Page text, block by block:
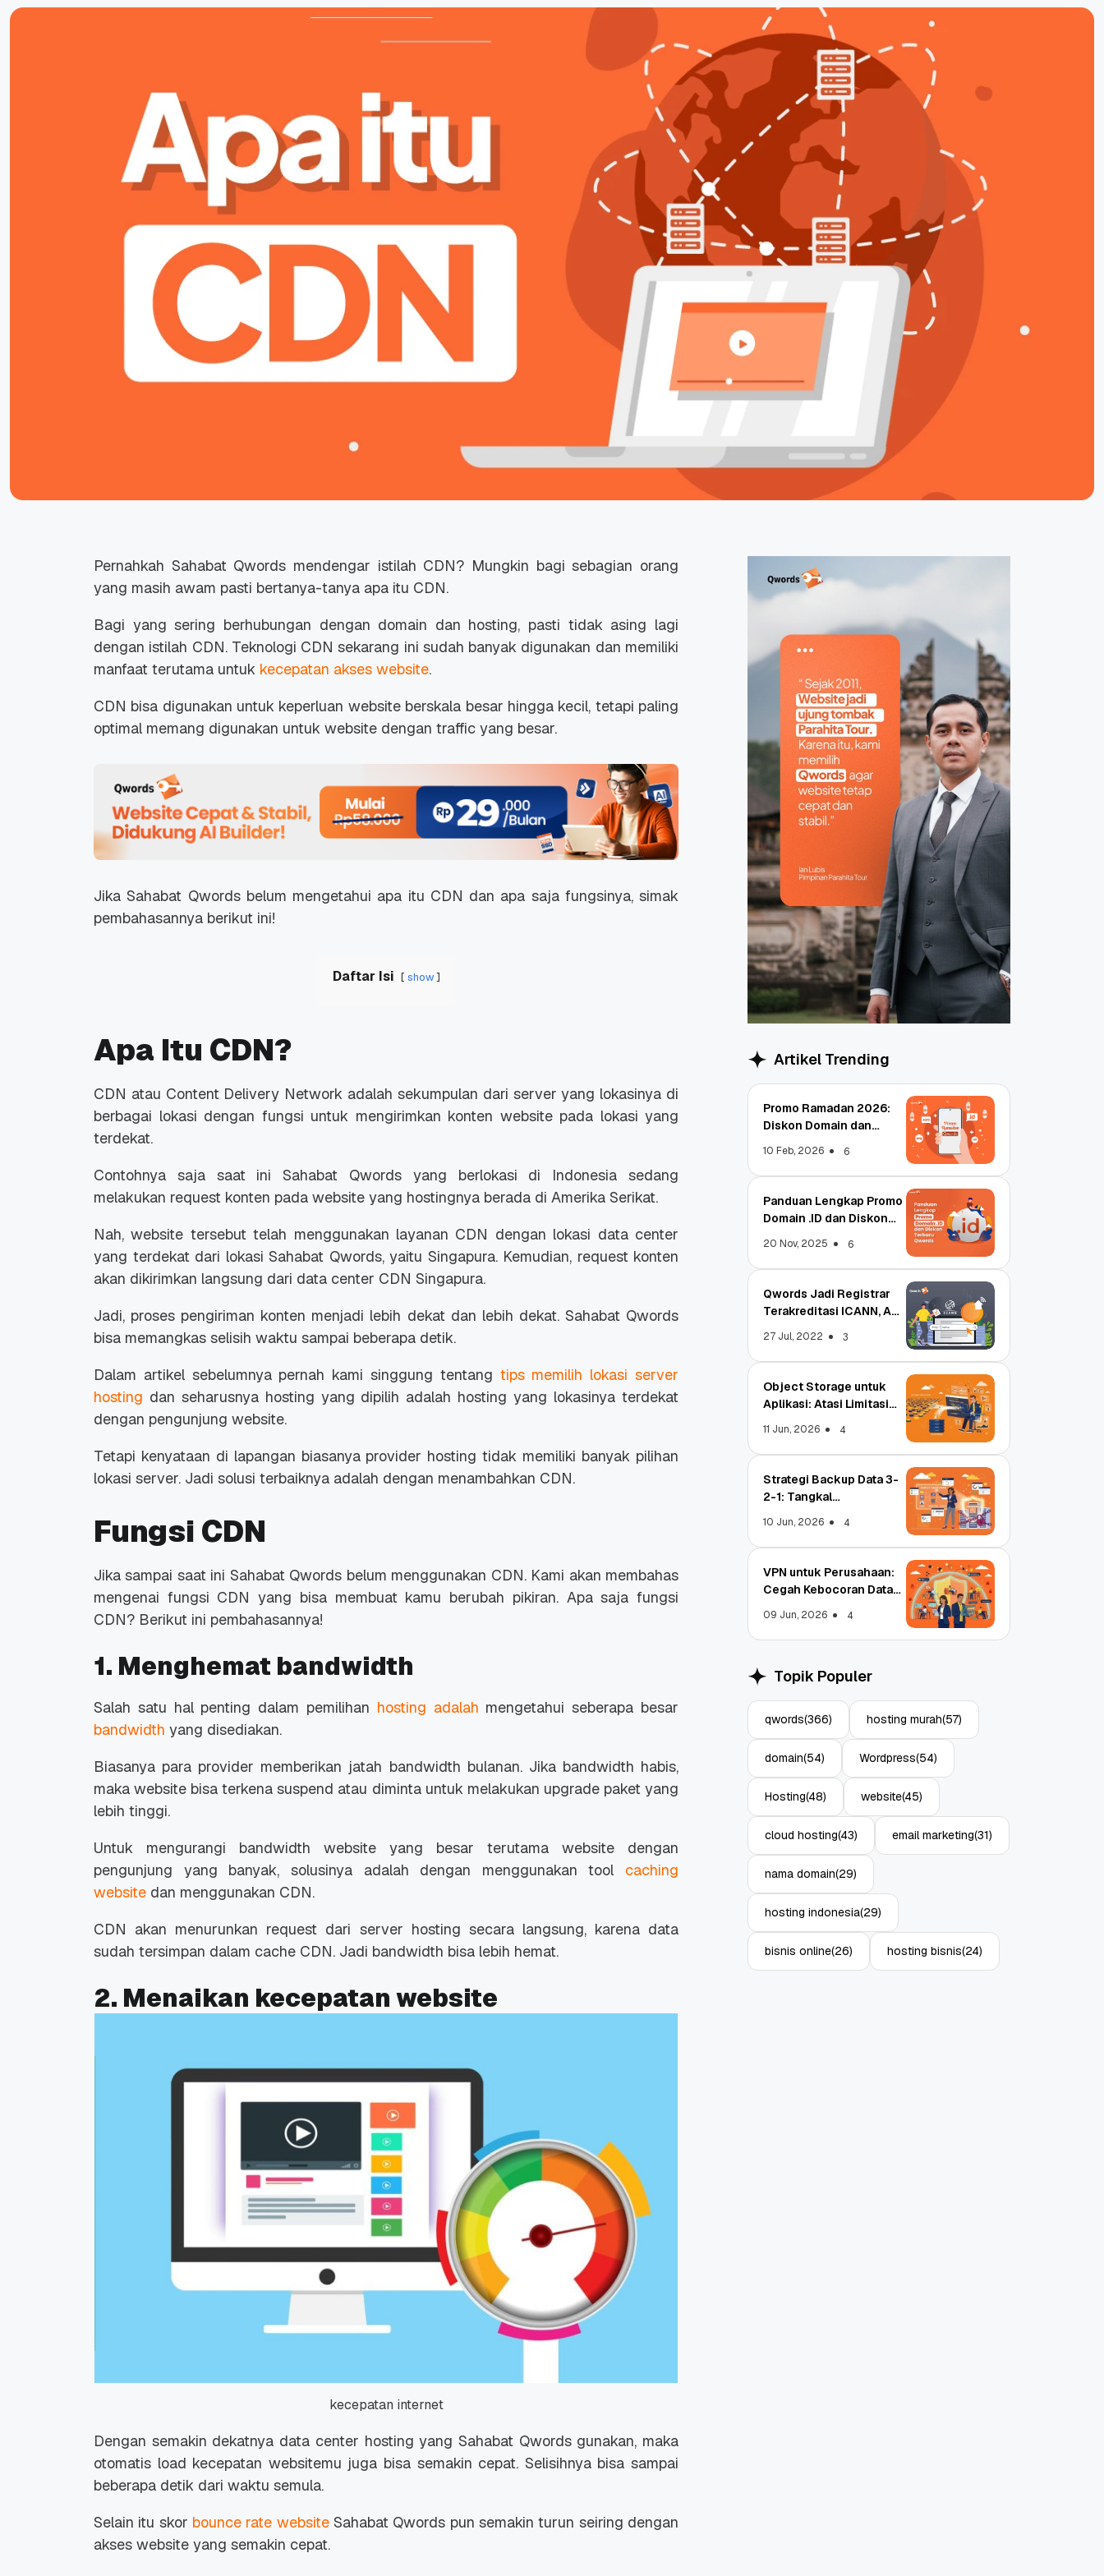
Promo Ramadan 2026:
Diskon Domain dan
Hosting Qwords
Panduan Lengkap Promo
Domain .ID dan Diskon
Terbaru
Qwords Jadi Registrar
Object Storage untuk
Aplikasi: Atasi Limitasi
4
Pernahkah Sahabat Qwords mendengar istilah CDN? Mungkin bagi sebagian orang
yang masih awam pasti bertanya-tanya apa itu CDN.
Bagi yang sering berhubungan dengan domain dan hosting, pasti tidak asing lagi
dengan istilah CDN. Teknologi CDN sekarang ini sudah banyak digunakan dan memiliki
manfaat terutama untuk kecepatan akses website.
CDN bisa digunakan untuk keperluan website berskala besar hingga kecil, tetapi paling
optimal memang digunakan untuk website dengan traffic yang besar.
Jika Sahabat Qwords belum mengetahui apa itu CDN dan apa saja fungsinya, simak
pembahasannya berikut ini!
Daftar Isi show
Apa Itu CDN?
CDN atau Content Delivery Network adalah sekumpulan dari server yang lokasinya di
berbagai lokasi dengan fungsi untuk mengirimkan konten website pada lokasi yang
terdekat.
Contohnya saja saat ini Sahabat Qwords yang berlokasi di Indonesia sedang
melakukan request konten pada website yang hostingnya berada di Amerika Serikat.
Nah, website tersebut telah menggunakan layanan CDN dengan lokasi data center
yang terdekat dari lokasi Sahabat Qwords, yaitu Singapura. Kemudian, request konten
akan dikirimkan langsung dari data center CDN Singapura.
Jadi, proses pengiriman konten menjadi lebih dekat dan lebih dekat. Sahabat Qwords
bisa memangkas selisih waktu sampai beberapa detik.
Dalam artikel sebelumnya pernah kami singgung tentang tips memilih lokasi server
hosting dan seharusnya hosting yang dipilih adalah hosting yang lokasinya terdekat
dengan pengunjung website.
Tetapi kenyataan di lapangan biasanya provider hosting tidak memiliki banyak pilihan
lokasi server. Jadi solusi terbaiknya adalah dengan menambahkan CDN.
Fungsi CDN
Jika sampai saat ini Sahabat Qwords belum menggunakan CDN. Kami akan membahas
mengenai fungsi CDN yang bisa membuat kamu berubah pikiran. Apa saja fungsi
CDN? Berikut ini pembahasannya!
1. Menghemat bandwidth
Salah satu hal penting dalam pemilihan hosting adalah mengetahui seberapa besar
bandwidth yang disediakan.
Biasanya para provider memberikan jatah bandwidth bulanan. Jika bandwidth habis,
maka website bisa terkena suspend atau diminta untuk melakukan upgrade paket yang
lebih tinggi.
Untuk mengurangi bandwidth website yang besar terutama website dengan
pengunjung yang banyak, solusinya adalah dengan menggunakan tool caching
website dan menggunakan CDN.
CDN akan menurunkan request dari server hosting secara langsung, karena data
sudah tersimpan dalam cache CDN. Jadi bandwidth bisa lebih hemat.
2. Menaikan kecepatan website
kecepatan internet
Dengan semakin dekatnya data center hosting yang Sahabat Qwords gunakan, maka
otomatis load kecepatan websitemu juga bisa semakin cepat. Selisihnya bisa sampai
beberapa detik dari waktu semula.
Selain itu skor bounce rate websiteSahabat Qwords pun semakin turun seiring dengan
akses website yang semakin cepat.
Artikel Trending
Promo Ramadan 2026:
Diskon Domain dan
10 Feb, 2026 6
Panduan Lengkap Promo
Domain .ID dan Diskon
20 Nov, 2025 6
Qwords Jadi Registrar
Terakreditasi ICANN, Apa
27 Jul, 2022 3
Object Storage untuk
Aplikasi: Atasi Limitasi
11 Jun, 2026 4
Strategi Backup Data 3-
2-1: Tangkal
10 Jun, 2026 4
VPN untuk Perusahaan:
Cegah Kebocoran Data
09 Jun, 2026 4
Topik Populer
qwords(366) hosting murah(57)
domain(54) Wordpress(54)
Hosting(48) website(45)
cloud hosting(43) email marketing(31)
nama domain(29)
hosting indonesia(29)
bisnis online(26) hosting bisnis(24)